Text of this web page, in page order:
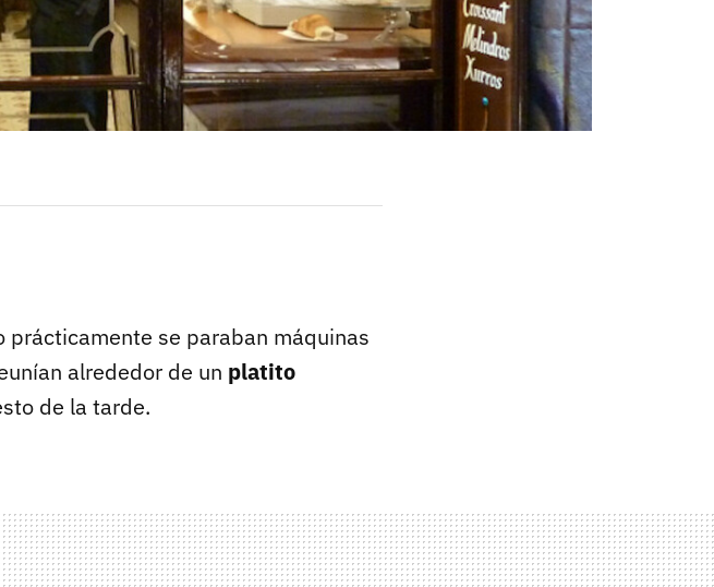
prácticamente se paraban máquinas
alrededor de un platito
de la tarde.